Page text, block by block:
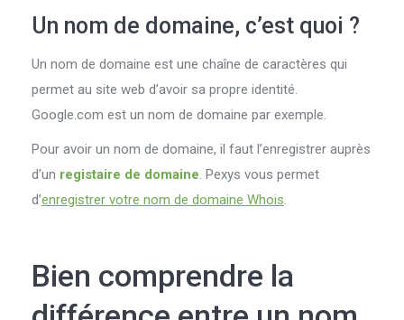
Un nom de domaine, c’est quoi ?
Un nom de domaine est une chaîne de caractères qui
permet au site web d’avoir sa propre identité.
Google.com est un nom de domaine par exemple.
Pour avoir un nom de domaine, il faut l’enregistrer auprès
d’un registaire de domaine. Pexys vous permet
d’enregistrer votre nom de domaine Whois.
Bien comprendre la